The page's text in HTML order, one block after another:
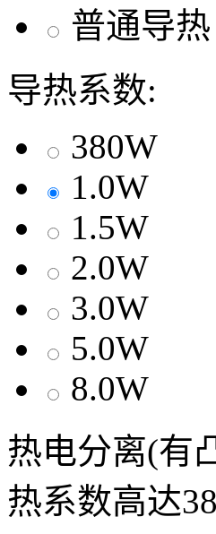
普通导热
导热系数:
380W
1.0W
1.5W
2.0W
3.0W
5.0W
8.0W
热电分离(有
热系数高达